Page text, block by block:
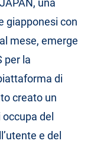
una
giapponesi con
mese, emerge
per la
di
creato un
del
e del